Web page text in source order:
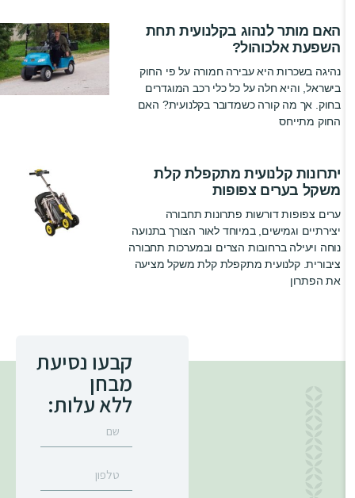
האם מותר לנהוג בקלנועית תחת
השפעת אלכוהול?
נהיגה בשכרות היא עבירה חמורה על פי החוק
בישראל, והיא חלה על כל כלי רכב המוגדרים
בחוק. אך מה קורה כשמדובר בקלנועית? האם
החוק מתייחס
יתרונות קלנועית מתקפלת קלת
משקל בערים צפופות
ערים צפופות דורשות פתרונות תחבורה
יצירתיים וגמישים, במיוחד לאור הצורך בתנועה
נוחה ויעילה ברחובות הצרים ובמערכות תחבורה
ציבורית. קלנועית מתקפלת קלת משקל מציעה
את הפתרון
קבעו נסיעת
מבחן
ללא עלות: